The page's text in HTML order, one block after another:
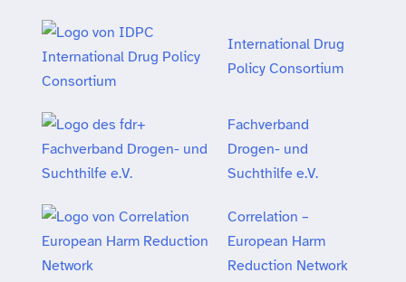
International Drug
Policy Consortium
Fachverband
Drogen- und
Suchthilfe e.V.
Correlation –
European Harm
Reduction Network